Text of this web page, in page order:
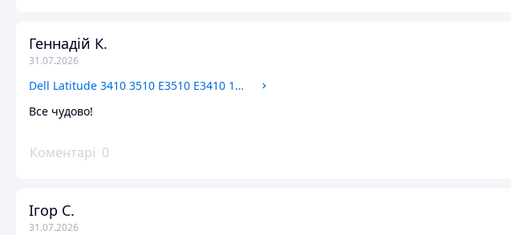
Геннадій К.
31.07.2026
Dell Latitude 3410 3510 E3510 E3410 19A34-1 Плата USB Audio
Все чудово!
Коментарі 0
Ігор С.
31.07.2026